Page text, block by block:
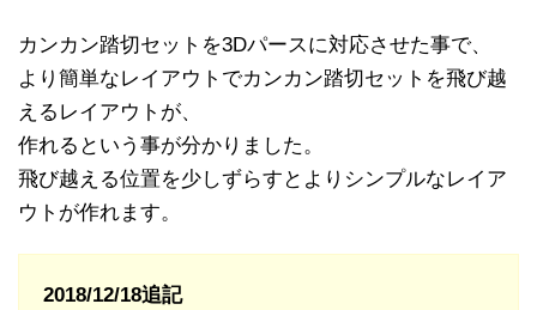
カンカン踏切セットを3Dパースに対応させた事で、
より簡単なレイアウトでカンカン踏切セットを飛び越
えるレイアウトが、
作れるという事が分かりました。
飛び越える位置を少しずらすとよりシンプルなレイア
ウトが作れます。
2018/12/18追記